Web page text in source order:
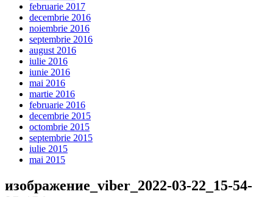
februarie 2017
decembrie 2016
noiembrie 2016
septembrie 2016
august 2016
iulie 2016
iunie 2016
mai 2016
martie 2016
februarie 2016
decembrie 2015
octombrie 2015
septembrie 2015
iulie 2015
mai 2015
изображение_viber_2022-03-22_15-54-